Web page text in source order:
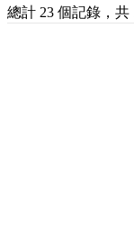
總計 23 個記錄，共